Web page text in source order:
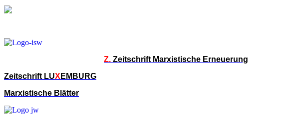
Z. Zeitschrift Marxistische Erneuerung
Zeitschrift LUX EMBURG
Marxistische Blätter